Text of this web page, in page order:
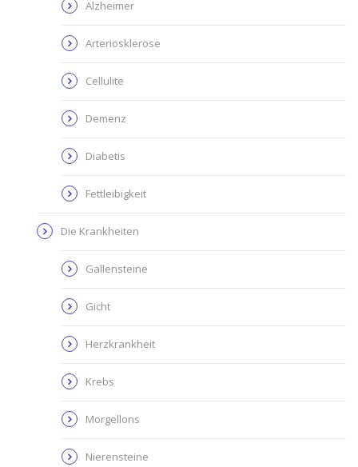
Alzheimer
Arteriosklerose
Cellulite
Demenz
Diabetis
Fettleibigkeit
Die Krankheiten
Gallensteine
Gicht
Herzkrankheit
Krebs
Morgellons
Nierensteine